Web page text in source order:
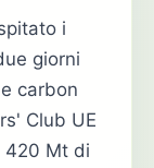
i
giorni
carbon
Club UE
420 Mt di